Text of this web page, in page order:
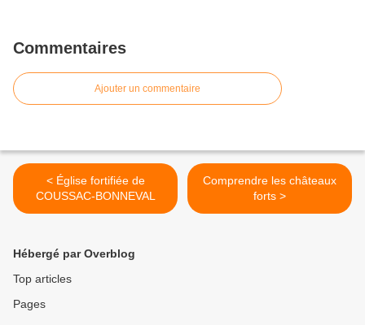
Commentaires
Ajouter un commentaire
< Église fortifiée de
COUSSAC-BONNEVAL
Comprendre les châteaux
forts >
Hébergé par Overblog
Top articles
Pages